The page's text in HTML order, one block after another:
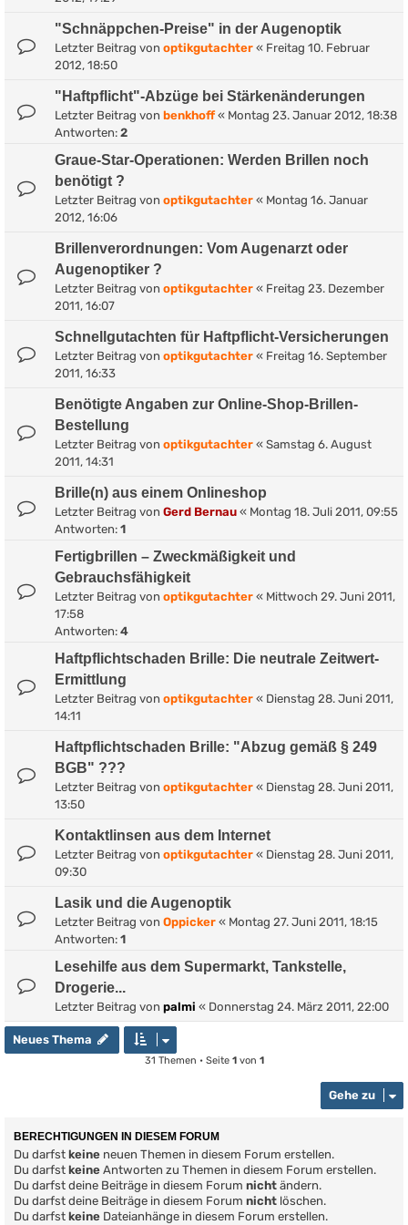
"Schnäppchen-Preise" in der Augenoptik
Letzter Beitrag von optikgutachter « Freitag 10. Februar
2012, 18:50
"Haftpflicht"-Abzüge bei Stärkenänderungen
Letzter Beitrag von benkhoff« Montag 23. Januar 2012, 18:38
Antworten: 2
Graue-Star-Operationen: Werden Brillen noch
benötigt ?
Letzter Beitrag von optikgutachter « Montag 16. Januar
2012, 16:06
Brillenverordnungen: Vom Augenarzt oder
Augenoptiker ?
Letzter Beitrag von optikgutachter « Freitag 23. Dezember
2011, 16:07
Schnellgutachten für Haftpflicht-Versicherungen
Letzter Beitrag von optikgutachter « Freitag 16. September
2011, 16:33
Benötigte Angaben zur Online-Shop-Brillen-
Bestellung
Letzter Beitrag von optikgutachter « Samstag 6. August
2011, 14:31
Brille(n) aus einem Onlineshop
Letzter Beitrag von Gerd Bernau « Montag 18. Juli 2011, 09:55
Antworten: 1
Fertigbrillen – Zweckmäßigkeit und
Gebrauchsfähigkeit
Letzter Beitrag von optikgutachter « Mittwoch 29. Juni 2011,
17:58
Antworten: 4
Haftpflichtschaden Brille: Die neutrale Zeitwert-
Ermittlung
Letzter Beitrag von optikgutachter « Dienstag 28. Juni 2011,
14:11
Haftpflichtschaden Brille: "Abzug gemäß § 249
BGB" ???
Letzter Beitrag von optikgutachter « Dienstag 28. Juni 2011,
13:50
Kontaktlinsen aus dem Internet
Letzter Beitrag von optikgutachter « Dienstag 28. Juni 2011,
09:30
Lasik und die Augenoptik
Letzter Beitrag von Oppicker « Montag 27. Juni 2011, 18:15
Antworten: 1
Lesehilfe aus dem Supermarkt, Tankstelle,
Drogerie...
Letzter Beitrag von palmi « Donnerstag 24. März 2011, 22:00
Neues Thema
31 Themen • Seite 1von 1
Gehe zu
BERECHTIGUNGEN IN DIESEM FORUM
Du darfst keine neuen Themen in diesem Forum erstellen.
Du darfst keine Antworten zu Themen in diesem Forum erstellen.
Du darfst deine Beiträge in diesem Forum nicht ändern.
Du darfst deine Beiträge in diesem Forum nicht löschen.
Du darfst keine Dateianhänge in diesem Forum erstellen.